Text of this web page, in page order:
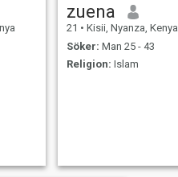
zuena
21 • Kisii, Nyanza, Kenya
Söker: Man 25 - 43
Religion: Islam